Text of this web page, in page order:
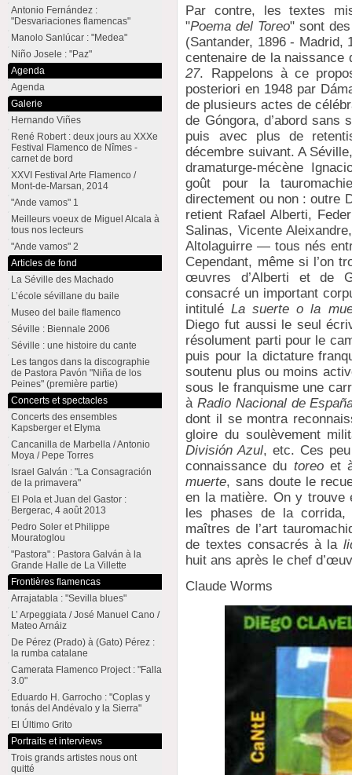
Par contre, les textes
"Poema del Toreo" sont
(Santander, 1896 -
centenaire de la naissance
27. Rappelons à ce
posteriori en 1948 par
de plusieurs actes de
de Góngora, d’abord
puis avec plus de
décembre suivant. A
dramaturge-mécène
goût pour la
directement ou non : outre
retient Rafael Alberti,
Salinas, Vicente
Altolaguirre — tous nés
Cependant, même si l’on
œuvres d’Alberti et de
consacré un important
intituléLa suerte o la
Diego fut aussi le seul
résolument parti pour le
puis pour la dictature
soutenu plus ou moins
sous le franquisme une
àRadio Nacional de
dont il se montra
gloire du soulèvement
División Azul, etc. Ces
connaissance du toreoet
muerte, sans doute le
en la matière. On y trouve
les phases de la corrida,
maîtres de l’art
de textes consacrés à la
huit ans après le chef
Claude Worms
Antonio Fernández :
"Desvariaciones flamencas"
Manolo Sanlúcar : "Medea"
Niño Josele : "Paz"
Agenda
Agenda
Galerie
Hernando Viñes
René Robert : deux jours au XXXe
Festival Flamenco de Nîmes -
carnet de bord
XXVI Festival Arte Flamenco /
Mont-de-Marsan, 2014
"Ande vamos" 1
Meilleurs voeux de Miguel Alcala à
tous nos lecteurs
"Ande vamos" 2
Articles de fond
La Séville des Machado
L’école sévillane du baile
Museo del baile flamenco
Séville : Biennale 2006
Séville : une histoire du cante
Les tangos dans la discographie
de Pastora Pavón "Niña de los
Peines" (première partie)
Concerts et spectacles
Concerts des ensembles
Kapsberger et Elyma
Cancanilla de Marbella / Antonio
Moya / Pepe Torres
Israel Galván : "La Consagración
de la primavera"
El Pola et Juan del Gastor :
Bergerac, 4 août 2013
Pedro Soler et Philippe
Mouratoglou
"Pastora" : Pastora Galván à la
Grande Halle de La Villette
Frontières flamencas
Arrajatabla : "Sevilla blues"
L’ Arpeggiata / José Manuel Cano /
Mateo Arnáiz
De Pérez (Prado) à (Gato) Pérez :
la rumba catalane
Camerata Flamenco Project : "Falla
3.0"
Eduardo H. Garrocho : "Coplas y
tonás del Andévalo y la Sierra"
El Último Grito
Portraits et interviews
Trois grands artistes nous ont
quitté